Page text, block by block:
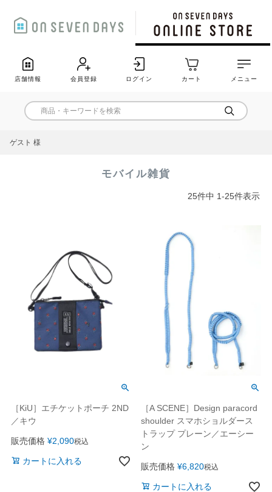
店舗情報 会員登録 ログイン カート メニュー
ゲスト 様
モバイル雑貨
25件中 1-25件表示
［KiU］エチケットポーチ 2ND
／キウ
販売価格 ¥2,090税込
カートに入れる
［A SCENE］Design paracord
shoulder スマホショルダース
トラップ プレーン／エーシー
ン
販売価格 ¥6,820税込
カートに入れる